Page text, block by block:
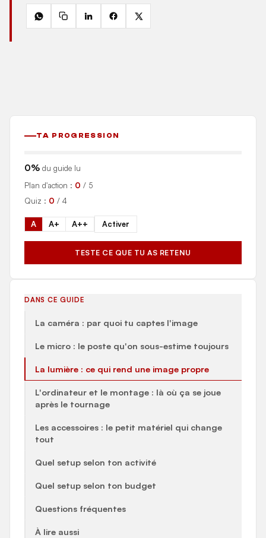
TA PROGRESSION
0% du guide lu
Plan d'action : 0 / 5
Quiz : 0 / 4
A A+ A++ Activer
TESTE CE QUE TU AS RETENU
DANS CE GUIDE
La caméra : par quoi tu captes l'image
Le micro : le poste qu'on sous-estime toujours
La lumière : ce qui rend une image propre
L'ordinateur et le montage : là où ça se joue
après le tournage
Les accessoires : le petit matériel qui change
tout
Quel setup selon ton activité
Quel setup selon ton budget
Questions fréquentes
À lire aussi